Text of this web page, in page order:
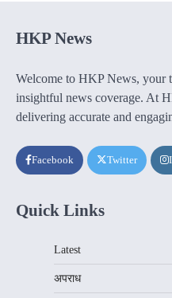
HKP News
Welcome to HKP News, your
insightful news coverage. At
delivering accurate and
Facebook Twitter
Quick Links
Latest
अपराध